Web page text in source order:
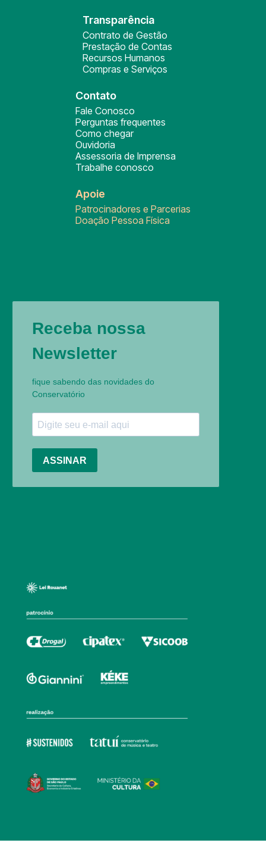
Transparência
Contrato de Gestão
Prestação de Contas
Recursos Humanos
Compras e Serviços
Contato
Fale Conosco
Perguntas frequentes
Como chegar
Ouvidoria
Assessoria de Imprensa
Trabalhe conosco
Apoie
Patrocinadores e Parcerias
Doação Pessoa Física